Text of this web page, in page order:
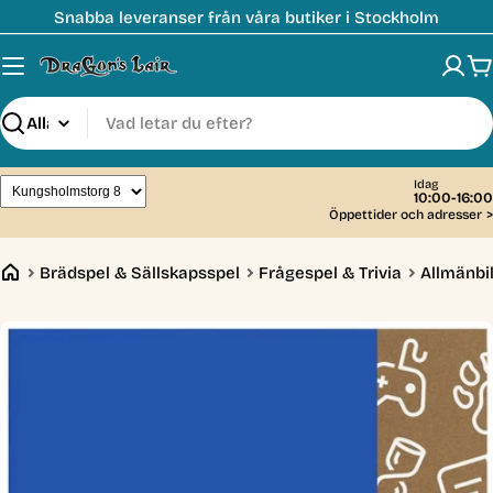
till
innehåll
Snabba leveranser från våra butiker i Stockholm
Sök
Idag
10:00-16:00
Öppettider och adresser >
Brädspel & Sällskapsspel Frågespel & Trivia